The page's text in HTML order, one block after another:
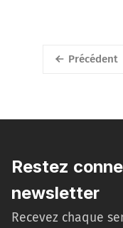
Précédent
Restez
newsletter
Recevez chaque